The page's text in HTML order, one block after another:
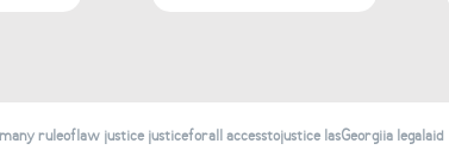
ruleoflaw justice justiceforall accesstojustice lasGeorgiia legalaid